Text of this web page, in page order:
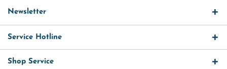
Newsletter
Service Hotline
Shop Service